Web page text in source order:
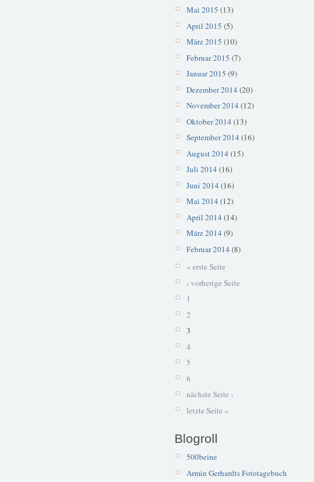
Mai 2015 (13)
April 2015 (5)
März 2015 (10)
Februar 2015 (7)
Januar 2015 (9)
Dezember 2014 (20)
November 2014 (12)
Oktober 2014 (13)
September 2014 (16)
August 2014 (15)
Juli 2014 (16)
Juni 2014 (16)
Mai 2014 (12)
April 2014 (14)
März 2014 (9)
Februar 2014 (8)
« erste Seite
‹ vorherige Seite
1
2
3
4
5
6
nächste Seite ›
letzte Seite »
Blogroll
500beine
Armin Gerhardts Fototagebuch